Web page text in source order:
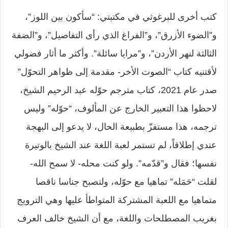
كتب أخرى للبرغوثي في مكتبتي: “سأكون بين اللوز”،
و”الضوء الأزرق”، و”الفراغ الذي رأى التفاصيل”، و”الضفة
الثالثة لنهر الأردن”، و”مرايا سائلة”. وأكثر ما أثار فضولي
لأقتنيه كتاب “الصوت الأخر- مقدمة إلى ظواهر التحوّل”
صدر عام 2021، كتاب مترجم حوّله عبد الرحيم الشيخ،
لاحظوا هذا التعبير الخارج عن المألوف، “حوّله” وليس
ترجمه، هذا مستفزّ بطبيعة الحال، لا يدعو إلى البهجة
عندي إطلاقاً، لم تستمر لعبة اللغة عند الشيخ بالوتيرة
نفسها؛ فقال و”قدّمه”. ولو كنت محله- لا سمح الله-
لقلت “حَمَله” تماهيا مع حوّله، ولتصبح جناسا ناقصا
متماهيا مع اللعبة المشتركة المتواطأ عليها وهي الترويج
بغريب المصطلحات واللغة، مع أن الشيخ خالف العرف